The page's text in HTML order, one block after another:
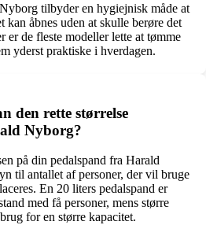
tilbyder en hygiejnisk måde at
kan åbnes uden at skulle berøre det
er de fleste modeller lette at tømme
yderst praktiske i hverdagen.
den rette størrelse
Nyborg?
på din pedalspand fra Harald
til antallet af personer, der vil bruge
En 20 liters pedalspand er
med få personer, mens større
for en større kapacitet.